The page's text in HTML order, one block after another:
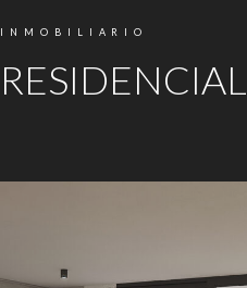
INMOBILIARIO
RESIDENCIAL